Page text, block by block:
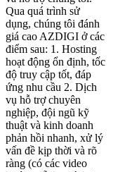
Qua quá trình sử
dụng, chúng tôi đánh
giá cao AZDIGI ở các
điểm sau: 1. Hosting
hoạt động ổn định, tốc
độ truy cập tốt, đáp
ứng nhu cầu 2. Dịch
vụ hỗ trợ chuyên
nghiệp, đội ngũ kỹ
thuật và kinh doanh
phản hồi nhanh, xử lý
vấn đề kịp thời và rõ
ràng (có các video